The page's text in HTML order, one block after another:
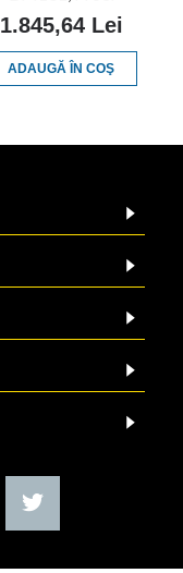
1.845,64 Lei
ADAUGĂ ÎN COŞ